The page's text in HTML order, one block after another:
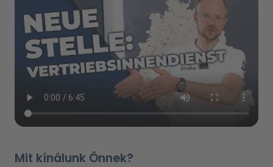
Mit kínálunk Önnek?